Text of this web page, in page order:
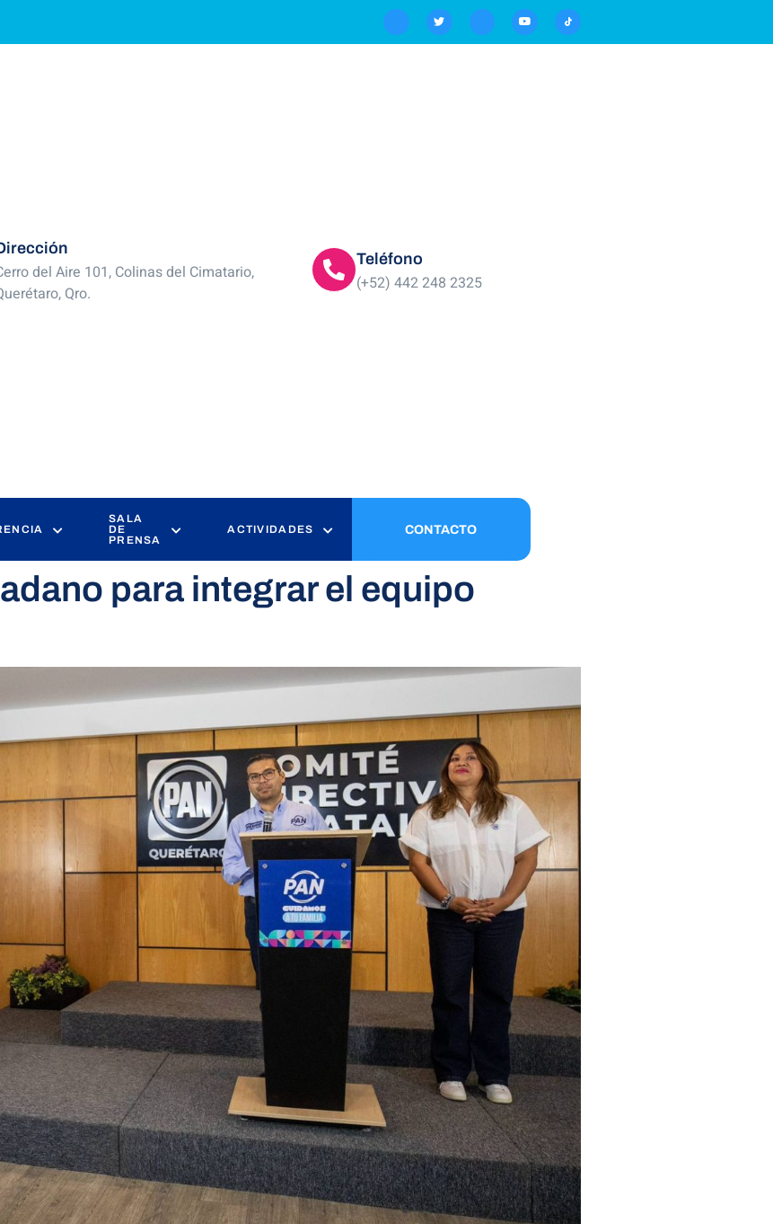
del Aire 101, Colinas del Cimatario,
Qro.
Teléfono
(+52) 442 248 2325
SALA
DE
PRENSA
ACTIVIDADES CONTACTO
para integrar el equipo